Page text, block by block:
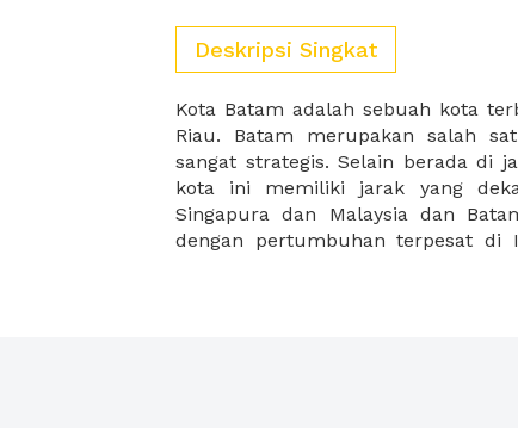
Deskripsi Singkat
Kota Batam adalah sebuah kota
Riau. Batam merupakan salah
sangat strategis. Selain berada di
kota ini memiliki jarak yang
Singapura dan Malaysia dan
dengan pertumbuhan terpesat di
Batam dapat berkembang secara
industri berat dan ringan.
industri galangan kapal, industri
logam, dan lainnya.